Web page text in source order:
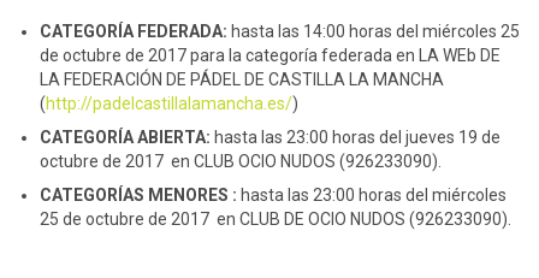
CATEGORÍA FEDERADA: hasta las 14:00 horas del miércoles 25
de octubre de 2017 para la categoría federada en LA WEb DE
LA FEDERACIÓN DE PÁDEL DE CASTILLA LA MANCHA
(http://padelcastillalamancha.es/)
CATEGORÍA ABIERTA: hasta las 23:00 horas del jueves 19 de
octubre de 2017 en CLUB OCIO NUDOS (926233090).
CATEGORÍAS MENORES : hasta las 23:00 horas del miércoles
25 de octubre de 2017 en CLUB DE OCIO NUDOS (926233090).